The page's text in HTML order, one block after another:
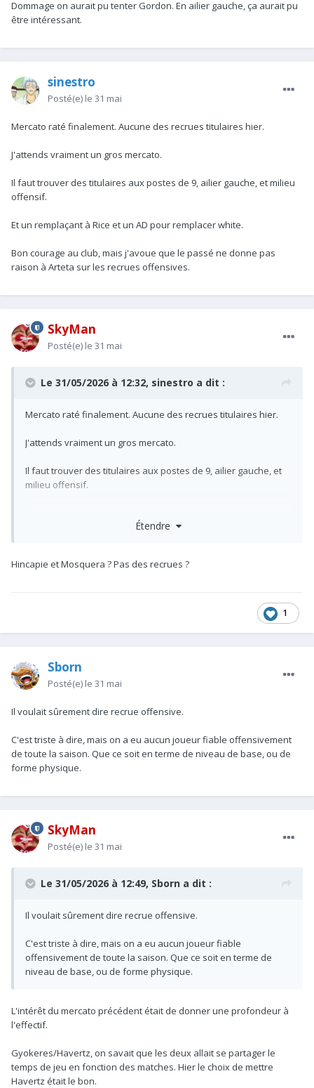
Dommage on aurait pu tenter Gordon. En ailier gauche, ça aurait pu
être intéressant.
sinestro
Posté(e) le 31 mai
Mercato raté finalement. Aucune des recrues titulaires hier.
J'attends vraiment un gros mercato.
Il faut trouver des titulaires aux postes de 9, ailier gauche, et milieu
offensif.
Et un remplaçant à Rice et un AD pour remplacer white.
Bon courage au club, mais j'avoue que le passé ne donne pas
raison à Arteta sur les recrues offensives.
SkyMan
Posté(e) le 31 mai
Le 31/05/2026 à 12:32, sinestro a dit :
Mercato raté finalement. Aucune des recrues titulaires hier.
J'attends vraiment un gros mercato.
Il faut trouver des titulaires aux postes de 9, ailier gauche, et
milieu offensif.
Étendre
Hincapie et Mosquera ? Pas des recrues ?
1
Sborn
Posté(e) le 31 mai
Il voulait sûrement dire recrue offensive.
C'est triste à dire, mais on a eu aucun joueur fiable offensivement
de toute la saison. Que ce soit en terme de niveau de base, ou de
forme physique.
SkyMan
Posté(e) le 31 mai
Le 31/05/2026 à 12:49, Sborn a dit :
Il voulait sûrement dire recrue offensive.
C'est triste à dire, mais on a eu aucun joueur fiable
offensivement de toute la saison. Que ce soit en terme de
niveau de base, ou de forme physique.
L'intérêt du mercato précédent était de donner une profondeur à
l'effectif.
Gyokeres/Havertz, on savait que les deux allait se partager le
temps de jeu en fonction des matches. Hier le choix de mettre
Havertz était le bon.